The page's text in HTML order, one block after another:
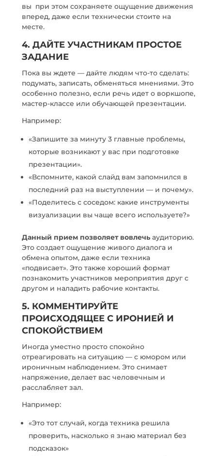
вы при этом сохраняете ощущение движения
вперед, даже если технически стоите на
месте.
4. ДАЙТЕ УЧАСТНИКАМ ПРОСТОЕ
ЗАДАНИЕ
Пока вы ждете — дайте людям что-то сделать:
подумать, записать, обменяться мнениями. Это
особенно полезно, если речь идет о воркшопе,
мастер-классе или обучающей презентации.
Например:
«Запишите за минуту 3 главные проблемы,
которые возникают у вас при подготовке
презентации».
«Вспомните, какой слайд вам запомнился в
последний раз на выступлении — и почему».
«Поделитесь с соседом: какие инструменты
визуализации вы чаще всего используете?»
Данный прием позволяет вовлечь аудиторию.
Это создает ощущение живого диалога и
обмена опытом, даже если техника
«подвисает». Это также хороший формат
познакомить участников мероприятия друг с
другом и наладить рабочие контакты.
5. КОММЕНТИРУЙТЕ
ПРОИСХОДЯЩЕЕ С ИРОНИЕЙ И
СПОКОЙСТВИЕМ
Иногда уместно просто спокойно
отреагировать на ситуацию — с юмором или
ироничным наблюдением. Это снимает
напряжение, делает вас человечным и
расслабляет зал.
Например:
«Это тот случай, когда техника решила
проверить, насколько я знаю материал без
подсказок»